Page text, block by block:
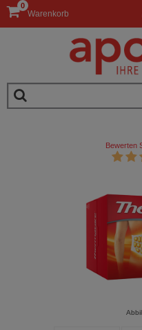
Warenkorb
0
Bewerten